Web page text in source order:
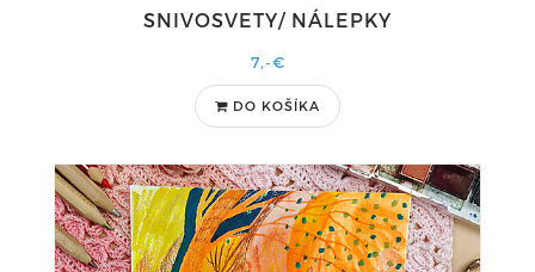
SNIVOSVETY/ NÁLEPKY
7,-€
DO KOŠÍKA